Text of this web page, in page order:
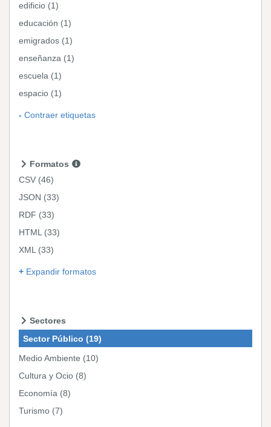
edificio (1)
educación (1)
emigrados (1)
enseñanza (1)
escuela (1)
espacio (1)
Contraer etiquetas
Formatos
CSV (46)
JSON (33)
RDF (33)
HTML (33)
XML (33)
Expandir formatos
Sectores
Sector Público (19)
Medio Ambiente (10)
Cultura y Ocio (8)
Economía (8)
Turismo (7)